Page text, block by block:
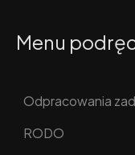
Menu
Odpracowania
RODO